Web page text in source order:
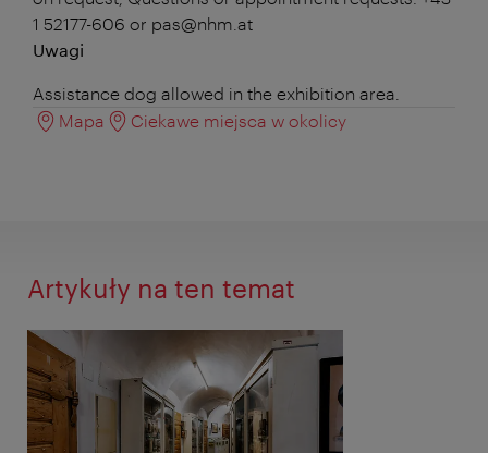
1 52177-606 or pas@nhm.at
Uwagi
Assistance dog allowed in the exhibition area.
Mapa
Ciekawe miejsca w okolicy
Artykuły na ten temat